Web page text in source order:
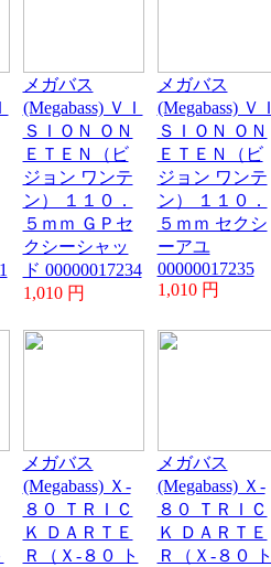
メガバス
(Megabass) ＶＩ
ＳＩＯＮ ＯＮ
ＥＴＥＮ（ビ
ジョン ワンテ
ン） １１０．
５ｍｍ ＧＰセ
クシーシャッ
ド 00000017234
1,010 円
メガバス
(Megabass) ＶＩ
ＳＩＯＮ ＯＮ
ＥＴＥＮ（ビ
ジョン ワンテ
ン） １１０．
５ｍｍ セクシ
ーアユ
00000017235
1,010 円
メガバス
(Megabass) Ｘ-
８０ ＴＲＩＣ
Ｋ ＤＡＲＴＥ
Ｒ（Ｘ-８０ ト
メガバス
(Megabass) Ｘ-
８０ ＴＲＩＣ
Ｋ ＤＡＲＴＥ
Ｒ（Ｘ-８０ ト